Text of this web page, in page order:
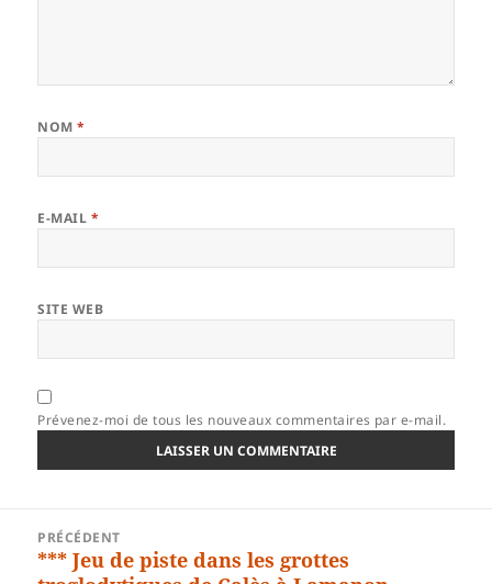
NOM*
E-MAIL *
SITE WEB
Prévenez-moi de tous les nouveaux commentaires par e-mail.
l’article
PRÉCÉDENT
Article
*** Jeu de piste dans les grottes